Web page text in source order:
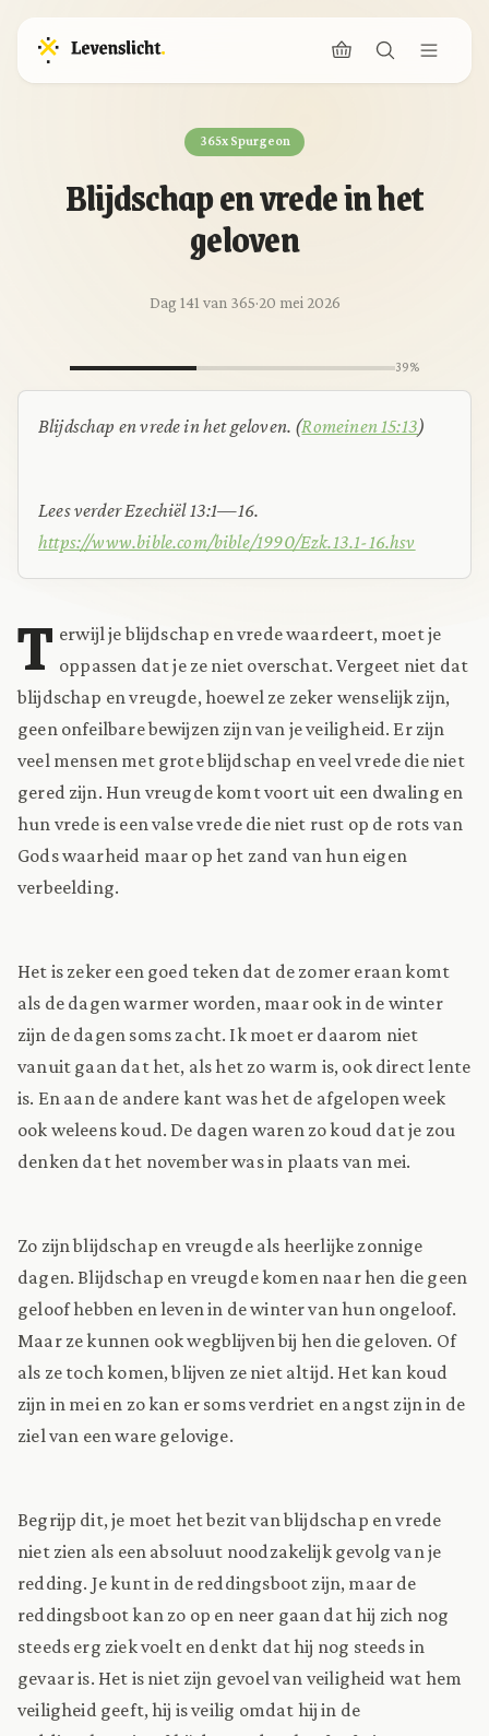
365x Spurgeon
Blijdschap en vrede in het
geloven
Dag 141 van 365·20 mei 2026
39%
Blijdschap en vrede in het geloven. (Romeinen 15:13)
Lees verder Ezechiël 13:1—16.
https://www.bible.com/bible/1990/Ezk.13.1-16.hsv
T erwijl je blijdschap en vrede waardeert, moet je
oppassen dat je ze niet overschat. Vergeet niet dat
blijdschap en vreugde, hoewel ze zeker wenselijk zijn,
geen onfeilbare bewijzen zijn van je veiligheid. Er zijn
veel mensen met grote blijdschap en veel vrede die niet
gered zijn. Hun vreugde komt voort uit een dwaling en
hun vrede is een valse vrede die niet rust op de rots van
Gods waarheid maar op het zand van hun eigen
verbeelding.
Het is zeker een goed teken dat de zomer eraan komt
als de dagen warmer worden, maar ook in de winter
zijn de dagen soms zacht. Ik moet er daarom niet
vanuit gaan dat het, als het zo warm is, ook direct lente
is. En aan de andere kant was het de afgelopen week
ook weleens koud. De dagen waren zo koud dat je zou
denken dat het november was in plaats van mei.
Zo zijn blijdschap en vreugde als heerlijke zonnige
dagen. Blijdschap en vreugde komen naar hen die geen
geloof hebben en leven in de winter van hun ongeloof.
Maar ze kunnen ook wegblijven bij hen die geloven. Of
als ze toch komen, blijven ze niet altijd. Het kan koud
zijn in mei en zo kan er soms verdriet en angst zijn in de
ziel van een ware gelovige.
Begrijp dit, je moet het bezit van blijdschap en vrede
niet zien als een absoluut noodzakelijk gevolg van je
redding. Je kunt in de reddingsboot zijn, maar de
reddingsboot kan zo op en neer gaan dat hij zich nog
steeds erg ziek voelt en denkt dat hij nog steeds in
gevaar is. Het is niet zijn gevoel van veiligheid wat hem
veiligheid geeft, hij is veilig omdat hij in de